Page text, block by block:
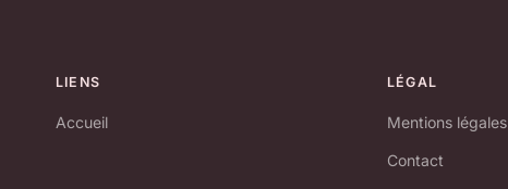
LIENS
Accueil
LÉGAL
Mentions légales
Contact